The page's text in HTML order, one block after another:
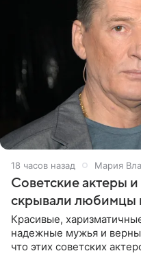
18 часов назад Мария
Советские актеры
скрывали любимцы
Красивые,
надежные мужья и
что этих советских